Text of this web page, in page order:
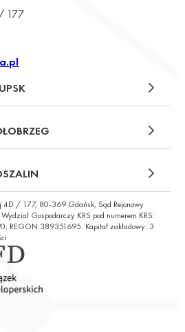
177
Broniewskiego 13/u2
9
4D / 177, 80-369 Gdańsk, Sąd Rejonowy
Gospodarczy KRS pod numerem KRS:
Kapitał zakładowy: 3